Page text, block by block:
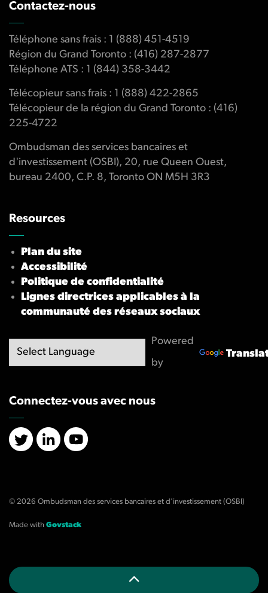
Contactez-nous
Téléphone sans frais : 1 (888) 451-4519
Région du Grand Toronto : (416) 287-2877
Téléphone ATS : 1 (844) 358-3442
Télécopieur sans frais : 1 (888) 422-2865
Télécopieur de la région du Grand Toronto : (416)
225-4722
Ombudsman des services bancaires et
d'investissement (OSBI), 20, rue Queen Ouest,
bureau 2400, C.P. 8, Toronto ON M5H 3R3
Resources
Plan du site
Accessibilité
Politique de confidentialité
Lignes directrices applicables à la
communauté des réseaux sociaux
Powered
by
Connectez-vous avec nous
X/TwitterLinkedInYouTube
© 2026 Ombudsman des services bancaires et d'investissement (OSBI)
Made with Govstack